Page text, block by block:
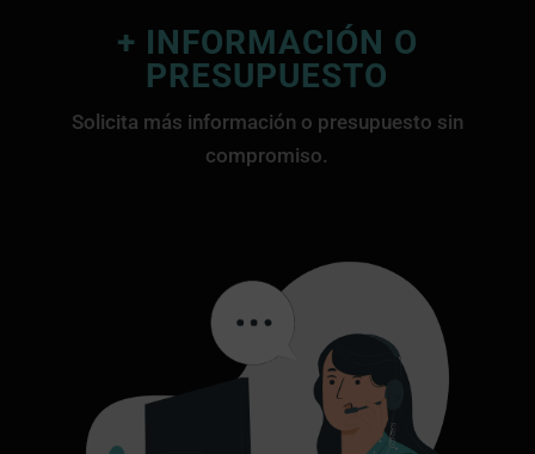
+ INFORMACIÓN O
PRESUPUESTO
Solicita más información o presupuesto sin
compromiso.